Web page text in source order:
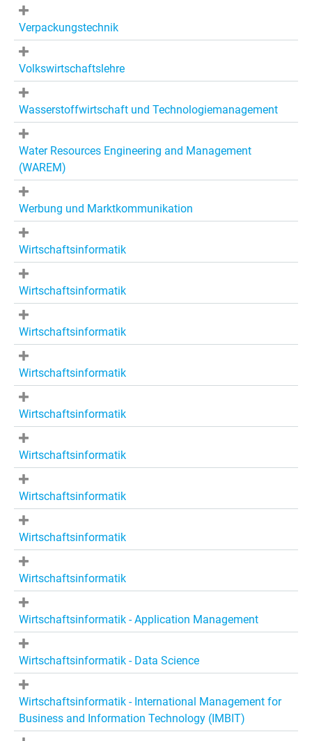
Verpackungstechnik
Volkswirtschaftslehre
Wasserstoffwirtschaft und Technologiemanagement
Water Resources Engineering and Management
(WAREM)
Werbung und Marktkommunikation
Wirtschaftsinformatik
Wirtschaftsinformatik
Wirtschaftsinformatik
Wirtschaftsinformatik
Wirtschaftsinformatik
Wirtschaftsinformatik
Wirtschaftsinformatik
Wirtschaftsinformatik
Wirtschaftsinformatik
Wirtschaftsinformatik - Application Management
Wirtschaftsinformatik - Data Science
Wirtschaftsinformatik - International Management for
Business and Information Technology (IMBIT)